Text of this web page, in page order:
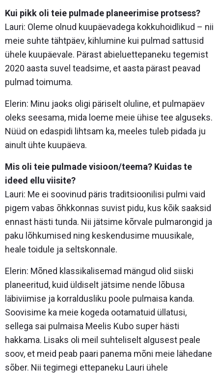
Kui pikk oli teie pulmade planeerimise protsess?
Lauri: Oleme olnud kuupäevadega kokkuhoidlikud – nii
meie suhte tähtpäev, kihlumine kui pulmad sattusid
ühele kuupäevale. Pärast abieluettepaneku tegemist
2020 aasta suvel teadsime, et aasta pärast peavad
pulmad toimuma.
Elerin: Minu jaoks oligi päriselt oluline, et pulmapäev
oleks seesama, mida loeme meie ühise tee alguseks.
Nüüd on edaspidi lihtsam ka, meeles tuleb pidada ju
ainult ühte kuupäeva.
Mis oli teie pulmade visioon/teema? Kuidas te
ideed ellu viisite?
Lauri: Me ei soovinud päris traditsioonilisi pulmi vaid
pigem vabas õhkkonnas suvist pidu, kus kõik saaksid
ennast hästi tunda. Nii jätsime kõrvale pulmarongid ja
paku lõhkumised ning keskendusime muusikale,
heale toidule ja seltskonnale.
Elerin: Mõned klassikalisemad mängud olid siiski
planeeritud, kuid üldiselt jätsime nende lõbusa
läbiviimise ja korraldusliku poole pulmaisa kanda.
Soovisime ka meie kogeda ootamatuid üllatusi,
sellega sai pulmaisa Meelis Kubo super hästi
hakkama. Lisaks oli meil suhteliselt algusest peale
soov, et meid peab paari panema mõni meie lähedane
sõber. Nii tegimegi ettepaneku Lauri ühele